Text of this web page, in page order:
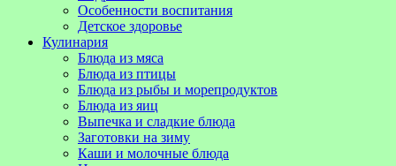
Особенности воспитания
Детское здоровье
Кулинария
Блюда из мяса
Блюда из птицы
Блюда из рыбы и морепродуктов
Блюда из яиц
Выпечка и сладкие блюда
Заготовки на зиму
Каши и молочные блюда